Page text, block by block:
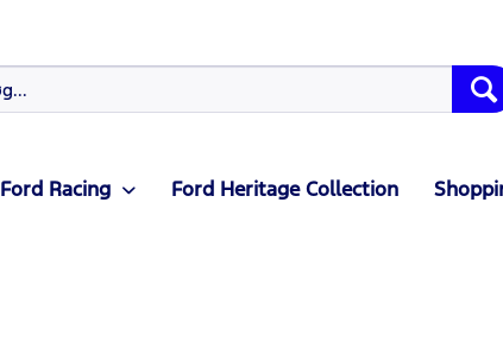
Ford Racing Ford Heritage Collection